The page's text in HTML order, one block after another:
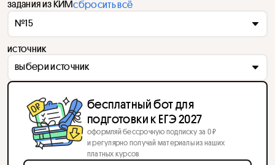
задания из КИМсбросить всё
№15
источник
выбери источник
бесплатный бот для
подготовки к ЕГЭ 2027
оформляй бессрочную подписку за 0 ₽
и регулярно получай материалы из наших
платных курсов